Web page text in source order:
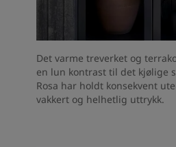
Det varme treverket og
en lun kontrast til det kjølige
Rosa har holdt konsekvent
vakkert og helhetlig uttrykk.